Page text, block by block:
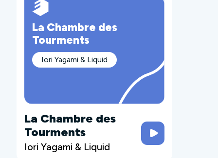
La Chambre des
Tourments
Iori Yagami & Liquid
La Chambre des
Tourments
Iori Yagami & Liquid